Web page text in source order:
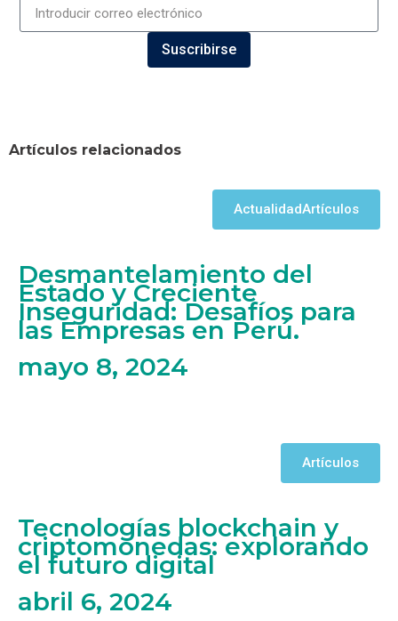
Suscribirse
Artículos relacionados
ActualidadArtículos
Desmantelamiento del
Estado y Creciente
Inseguridad: Desafíos para
las Empresas en Perú.
mayo 8, 2024
Artículos
Tecnologías blockchain y
criptomonedas: explorando
el futuro digital
abril 6, 2024